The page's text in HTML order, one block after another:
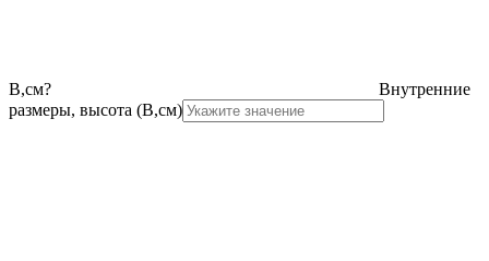
В,см?
Внутренние
размеры, высота (В,см)